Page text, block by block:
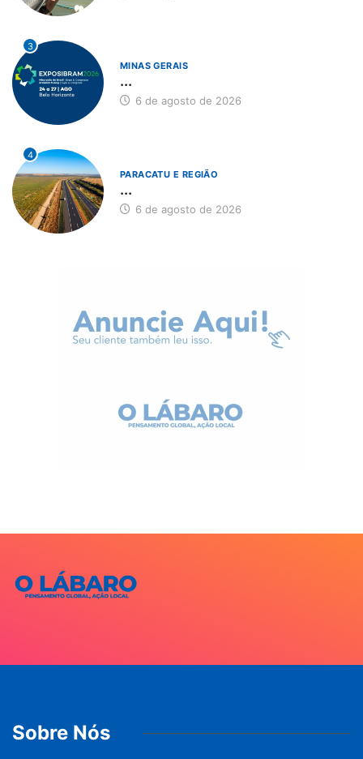
3
MINAS GERAIS
...
6 de agosto de 2026
4
PARACATU E REGIÃO
...
6 de agosto de 2026
Sobre Nós